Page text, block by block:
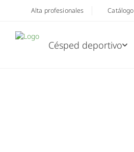
Alta profesionales Catálogo
Césped deportivo